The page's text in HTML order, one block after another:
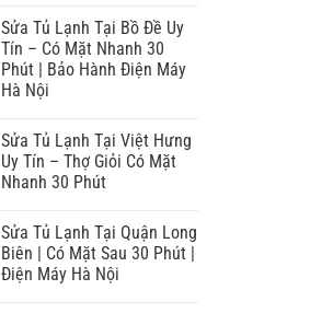
Sửa Tủ Lạnh Tại Bồ Đề Uy
Tín – Có Mặt Nhanh 30
Phút | Bảo Hành Điện Máy
Hà Nội
Sửa Tủ Lạnh Tại Việt Hưng
Uy Tín – Thợ Giỏi Có Mặt
Nhanh 30 Phút
Sửa Tủ Lạnh Tại Quận Long
Biên | Có Mặt Sau 30 Phút |
Điện Máy Hà Nội